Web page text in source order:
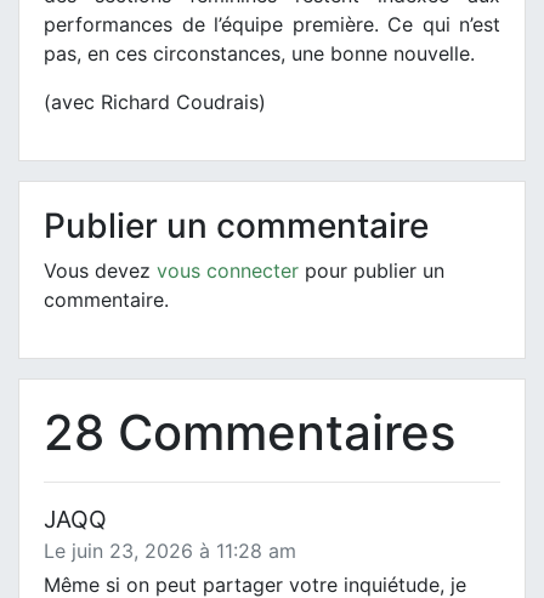
performances de l’équipe première. Ce qui n’est
pas, en ces circonstances, une bonne nouvelle.
(avec Richard Coudrais)
Publier un commentaire
Vous devez vous connecter pour publier un
commentaire.
28 Commentaires
JAQQ
Le juin 23, 2026 à 11:28 am
Même si on peut partager votre inquiétude, je